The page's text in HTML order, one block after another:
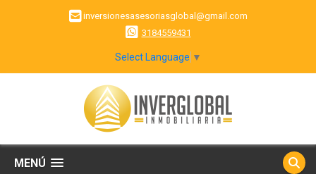
inversionesasesoriasglobal@gmail.com
3184559431
Select Language ▼
MENÚ